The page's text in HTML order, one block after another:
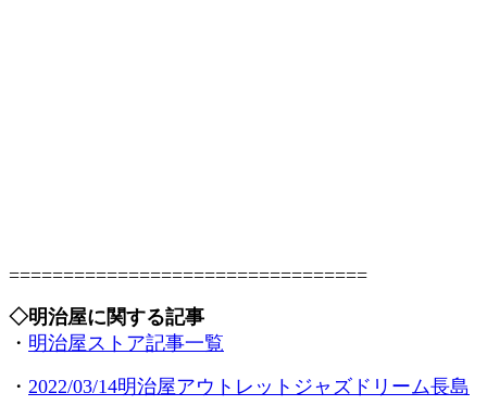
=================================
◇明治屋に関する記事
・ 明治屋ストア記事一覧
・ 2022/03/14明治屋アウトレットジャズドリーム長島